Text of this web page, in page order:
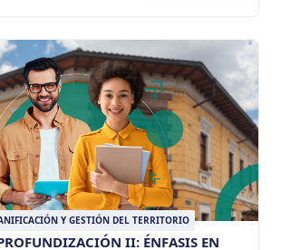
Y GESTIÓN DEL TERRITORIO
II: ÉNFASIS EN